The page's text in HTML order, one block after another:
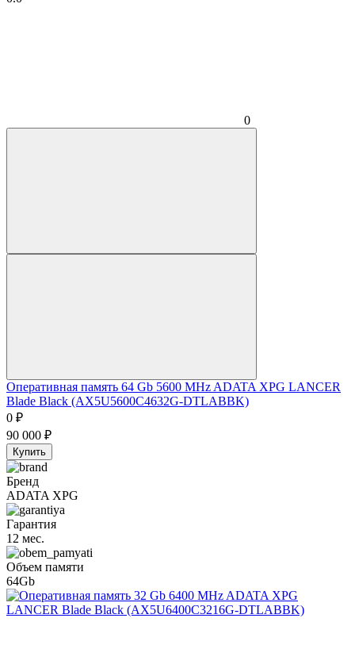
0
Оперативная память 64 Gb 5600 MHz ADATA XPG LANCER
Blade Black (AX5U5600C4632G-DTLABBK)
0 ₽
90 000 ₽
Купить
Бренд
ADATA XPG
Гарантия
12 мес.
Объем памяти
64Gb